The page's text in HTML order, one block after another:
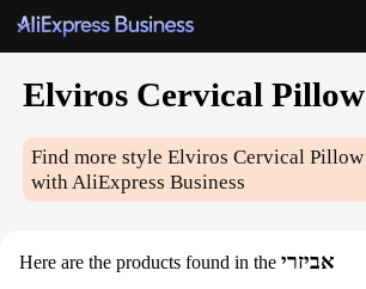
Elviros Cervical Pillow
Find more styleElviros Cervical Pillow
with AliExpress Business
Here are the products found in the אביזרי